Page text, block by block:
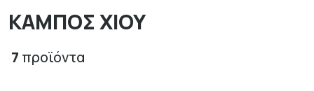
ΚΑΜΠΟΣ ΧΙΟΥ
7 προϊόντα